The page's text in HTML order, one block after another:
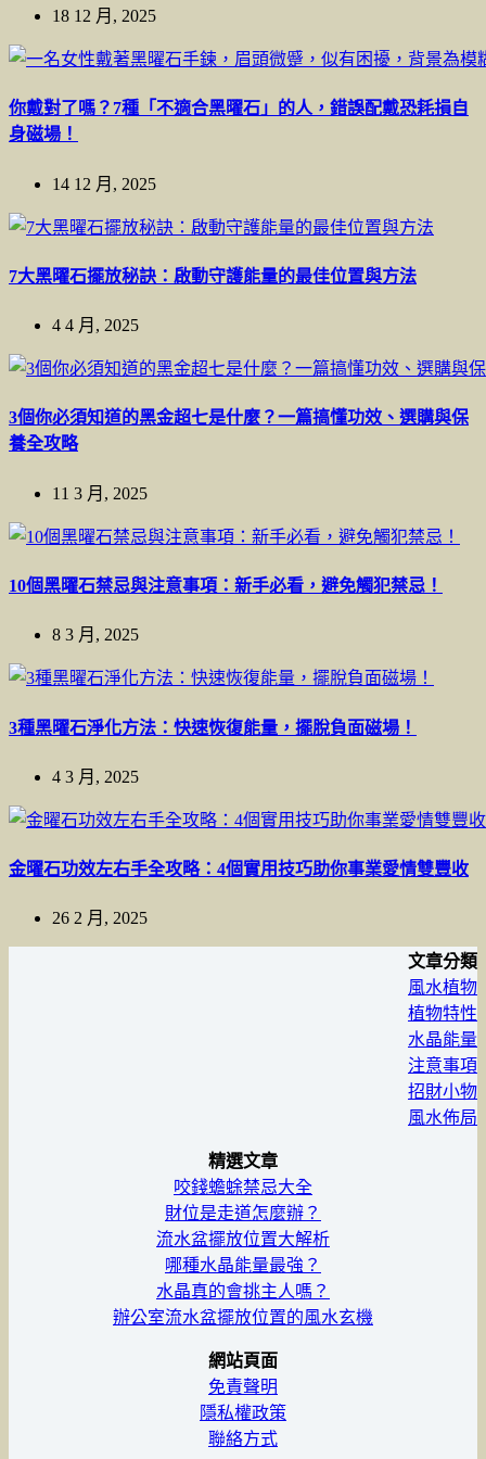
18 12 月, 2025
你戴對了嗎？7種「不適合黑曜石」的人，錯誤配戴恐耗損自
身磁場！
14 12 月, 2025
7大黑曜石擺放秘訣：啟動守護能量的最佳位置與方法
4 4 月, 2025
3個你必須知道的黑金超七是什麼？一篇搞懂功效、選購與保
養全攻略
11 3 月, 2025
10個黑曜石禁忌與注意事項：新手必看，避免觸犯禁忌！
8 3 月, 2025
3種黑曜石淨化方法：快速恢復能量，擺脫負面磁場！
4 3 月, 2025
金曜石功效左右手全攻略：4個實用技巧助你事業愛情雙豐收
26 2 月, 2025
文章分類
風水植物
植物特性
水晶能量
注意事項
招財小物
風水佈局
精選文章
咬錢蟾蜍禁忌大全
財位是走道怎麼辦？
流水盆擺放位置大解析
哪種水晶能量最強？
水晶真的會挑主人嗎？
辦公室流水盆擺放位置的風水玄機
網站頁面
免責聲明
隱私權政策
聯絡方式